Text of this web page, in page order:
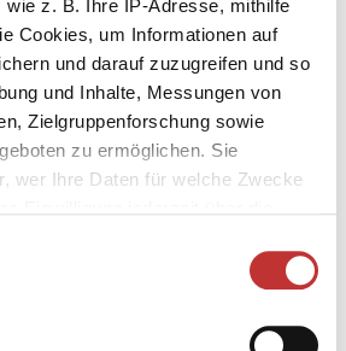
wie z. B. Ihre IP-Adresse, mithilfe
Cookies, um Informationen auf
und darauf zuzugreifen und so
und Inhalte, Messungen von
Zielgruppenforschung sowie
zu ermöglichen. Sie
wer Ihre Daten für welche Zwecke
oder widerrufen